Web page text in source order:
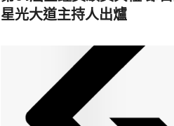
星光大道主持人出爐